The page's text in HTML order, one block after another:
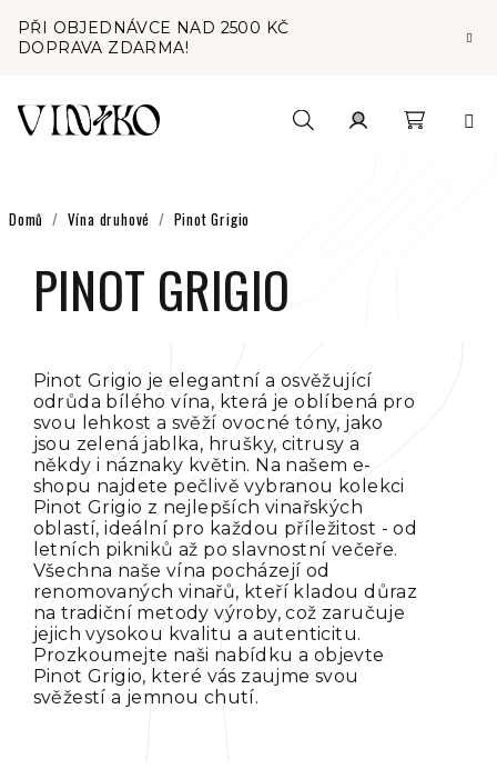
obsah
PŘI OBJEDNÁVCE NAD 2500 KČ
DOPRAVA ZDARMA!
Domů / Vína druhové / Pinot Grigio
PINOT GRIGIO
Pinot Grigio je elegantní a osvěžující
odrůda bílého vína, která je oblíbená pro
svou lehkost a svěží ovocné tóny, jako
jsou zelená jablka, hrušky, citrusy a
někdy i náznaky květin. Na našem e-
shopu najdete pečlivě vybranou kolekci
Pinot Grigio z nejlepších vinařských
oblastí, ideální pro každou příležitost - od
letních pikniků až po slavnostní večeře.
Všechna naše vína pocházejí od
renomovaných vinařů, kteří kladou důraz
na tradiční metody výroby, což zaručuje
jejich vysokou kvalitu a autenticitu.
Prozkoumejte naši nabídku a objevte
Pinot Grigio, které vás zaujme svou
svěžestí a jemnou chutí.